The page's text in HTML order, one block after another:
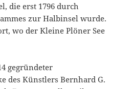
die erst 1796 durch
zur Halbinsel wurde.
wo der Kleine Plöner See
gegründeter
des Künstlers Bernhard G.